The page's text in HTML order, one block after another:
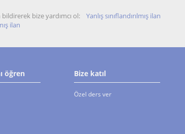
bize yardımcı ol: Yanlış sınıflandırılmış ilan
ilan
öğren Bize katıl
Özel ders ver